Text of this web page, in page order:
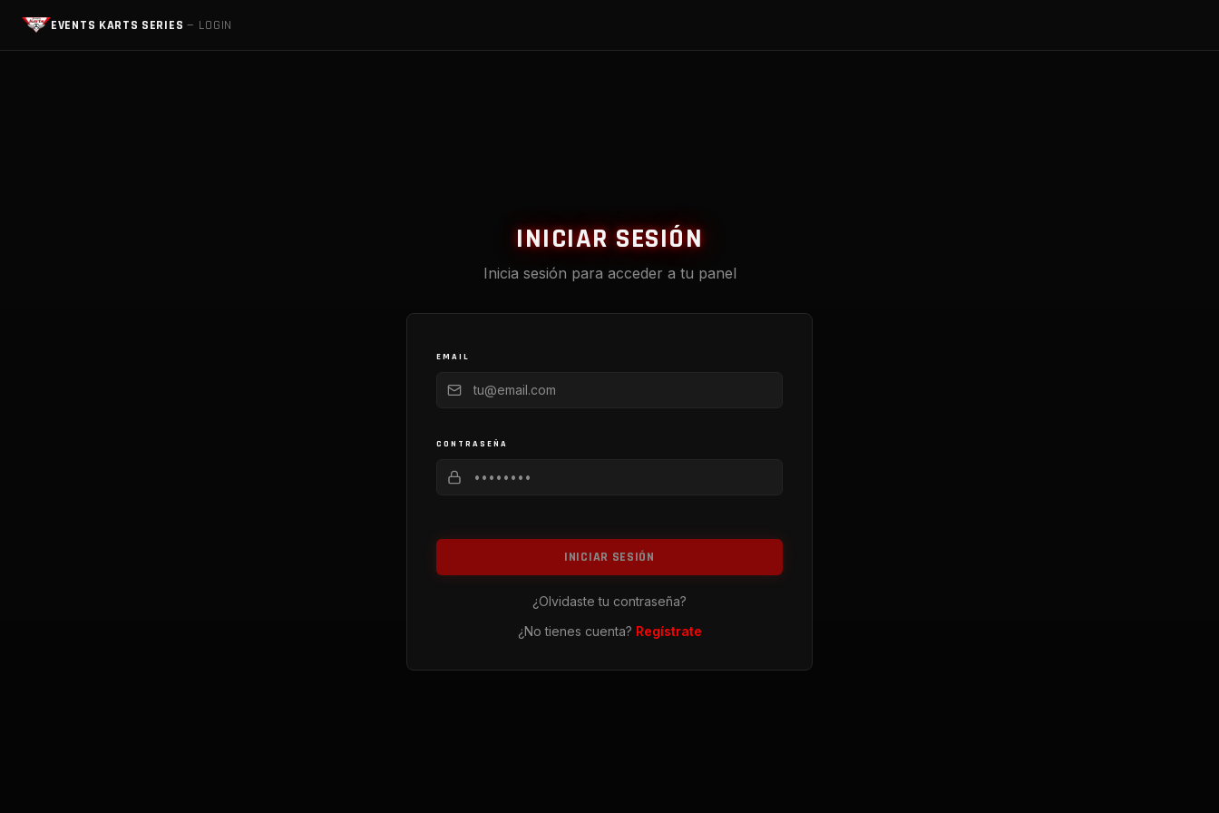
EVENTS KARTS SERIES — LOGIN
INICIAR SESIÓN
Inicia sesión para acceder a tu panel
EMAIL
CONTRASEÑA
INICIAR SESIÓN
¿Olvidaste tu contraseña?
¿No tienes cuenta? Regístrate